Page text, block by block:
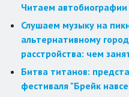
Читаем
Слушаем музыку на
альтернативному
расстройства: чем
Битва титанов:
фестиваля "Брейк